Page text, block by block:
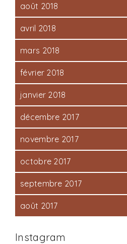
août 2018
avril 2018
mars 2018
février 2018
janvier 2018
décembre 2017
novembre 2017
octobre 2017
septembre 2017
août 2017
Instagram